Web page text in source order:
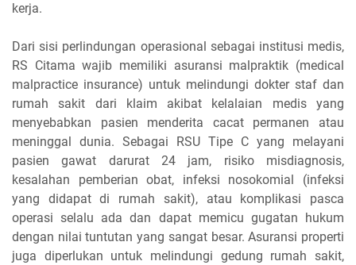
kerja.
Dari sisi perlindungan operasional sebagai institusi medis,
RS Citama wajib memiliki asuransi malpraktik (medical
malpractice insurance) untuk melindungi dokter staf dan
rumah sakit dari klaim akibat kelalaian medis yang
menyebabkan pasien menderita cacat permanen atau
meninggal dunia. Sebagai RSU Tipe C yang melayani
pasien gawat darurat 24 jam, risiko misdiagnosis,
kesalahan pemberian obat, infeksi nosokomial (infeksi
yang didapat di rumah sakit), atau komplikasi pasca
operasi selalu ada dan dapat memicu gugatan hukum
dengan nilai tuntutan yang sangat besar. Asuransi properti
juga diperlukan untuk melindungi gedung rumah sakit,